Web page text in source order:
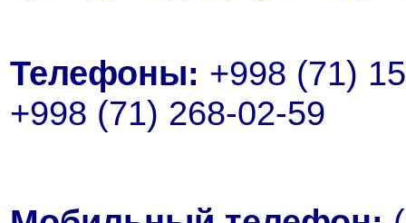
Телефоны: +998 (71)
+998 (71) 268-02-59